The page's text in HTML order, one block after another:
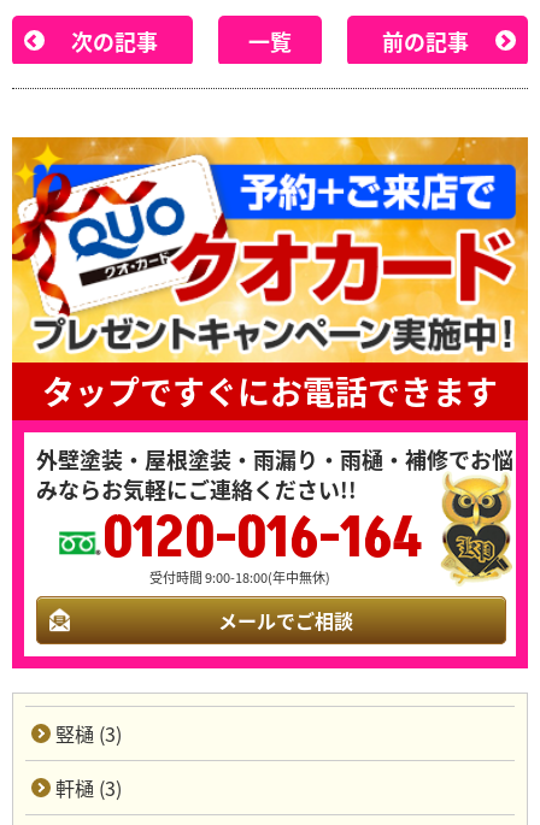
次の記事 一覧 前の記事
タップですぐにお電話できます
外壁塗装・屋根塗装・雨漏り・雨樋・補修でお悩
みならお気軽にご連絡ください!!
0120-016-164
受付時間 9:00-18:00(年中無休)
メールでご相談
竪樋 (3)
軒樋 (3)